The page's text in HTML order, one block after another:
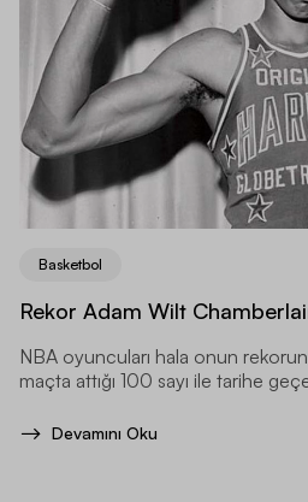
Basketbol
Rekor Adam Wilt
NBA oyuncuları hala onun
maçta attığı 100 sayı ile tarihe
Devamını Oku